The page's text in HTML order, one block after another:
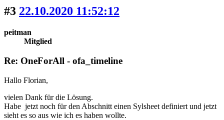
#3 22.10.2020 11:52:12
peitman
Mitglied
Re: OneForAll - ofa_timeline
Hallo Florian,
vielen Dank für die Lösung.
Habe jetzt noch für den Abschnitt einen Sylsheet definiert und jetzt
sieht es so aus wie ich es haben wollte.